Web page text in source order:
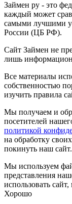
Займен ру - это
каждый может
самыми лучшими
России (ЦБ РФ).
Сайт Займен не
лишь
Все материалы
собственностью
изучить правила
Мы получаем и
посетителей
политикой
на обработку
покинуть наш сайт.
Мы используем
представления
использовать
Хорошо